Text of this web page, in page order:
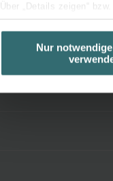
Über „Details zeigen“
unserer Website
basierend auf Ihren
Datenschutzerklärung
Nur